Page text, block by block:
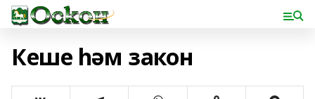
Кеше һәм закон